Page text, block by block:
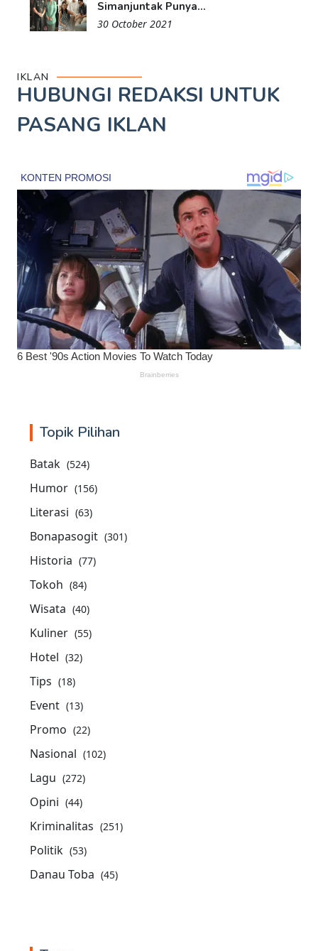
Simanjuntak Punya...
30 October 2021
IKLAN
HUBUNGI REDAKSI UNTUK
PASANG IKLAN
Topik Pilihan
Batak (524)
Humor (156)
Literasi (63)
Bonapasogit (301)
Historia (77)
Tokoh (84)
Wisata (40)
Kuliner (55)
Hotel (32)
Tips (18)
Event (13)
Promo (22)
Nasional (102)
Lagu (272)
Opini (44)
Kriminalitas (251)
Politik (53)
Danau Toba (45)